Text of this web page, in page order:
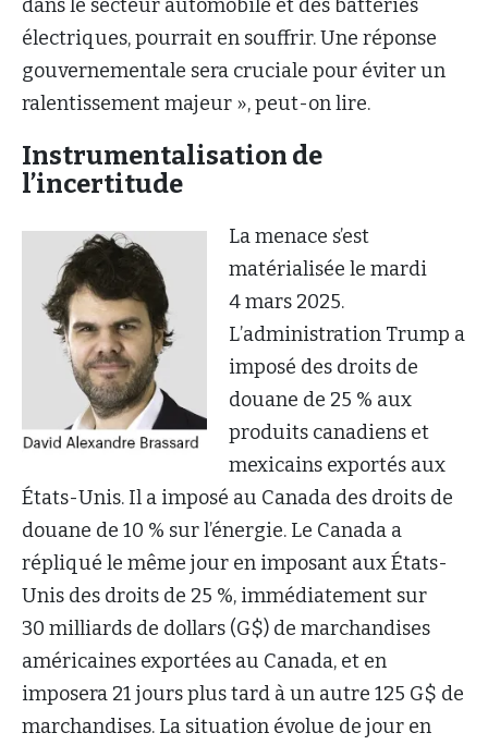
dans le secteur automobile et des batteries
électriques, pourrait en souffrir. Une réponse
gouvernementale sera cruciale pour éviter un
ralentissement majeur », peut-on lire.
Instrumentalisation de
l’incertitude
La menace s’est
matérialisée le mardi
4 mars 2025.
L’administration Trump a
imposé des droits de
douane de 25 % aux
produits canadiens et
mexicains exportés aux
États-Unis. Il a imposé au Canada des droits de
douane de 10 % sur l’énergie. Le Canada a
répliqué le même jour en imposant aux États-
Unis des droits de 25 %, immédiatement sur
30 milliards de dollars (G$) de marchandises
américaines exportées au Canada, et en
imposera 21 jours plus tard à un autre 125 G$ de
marchandises. La situation évolue de jour en